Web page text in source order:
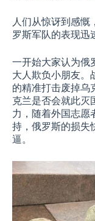
人们从惊讶到感慨
罗斯军队的表现迅
一开始大家认为俄
大人欺负小朋友。
的精准打击废掉乌
克兰是否会就此灭
力，随着外国志愿
持，俄罗斯的损失
逼。